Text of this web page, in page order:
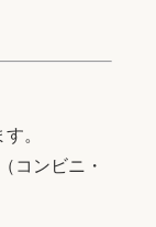
。
コンビニ・